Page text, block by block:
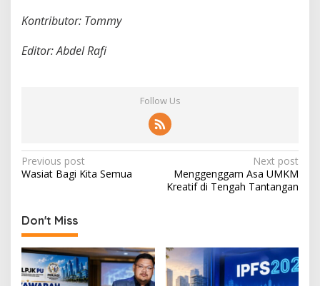
Kontributor: Tommy
Editor: Abdel Rafi
Follow Us
P
o
t
n
a
Previous post
Wasiat Bagi Kita Semua
Next post
Menggenggam Asa UMKM
Kreatif di Tengah Tantangan
Don't Miss